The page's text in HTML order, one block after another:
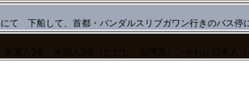
て 下船して、首都・バンダルスリブガワン行きのバス停
国人3名、米国人3名（ただし、台湾系）、それに日本人（